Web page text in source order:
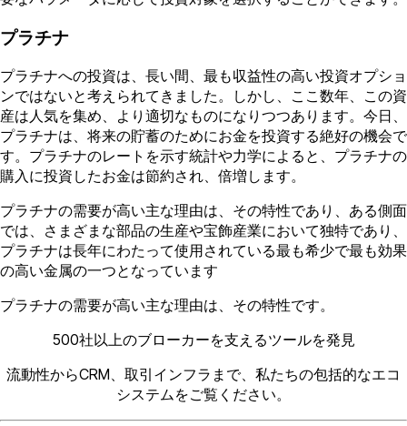
プラチナ
プラチナへの投資は、長い間、最も収益性の高い投資オプショ
ンではないと考えられてきました。しかし、ここ数年、この資
産は人気を集め、より適切なものになりつつあります。今日、
プラチナは、将来の貯蓄のためにお金を投資する絶好の機会で
す。プラチナのレートを示す統計や力学によると、プラチナの
購入に投資したお金は節約され、倍増します。
プラチナの需要が高い主な理由は、その特性であり、ある側面
では、さまざまな部品の生産や宝飾産業において独特であり、
プラチナは長年にわたって使用されている最も希少で最も効果
の高い金属の一つとなっています
プラチナの需要が高い主な理由は、その特性です。
500社以上のブローカーを支えるツールを発見
流動性からCRM、取引インフラまで、私たちの包括的なエコ
システムをご覧ください。